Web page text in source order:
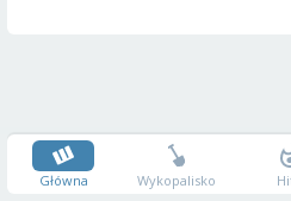
Główna Wykopalisko